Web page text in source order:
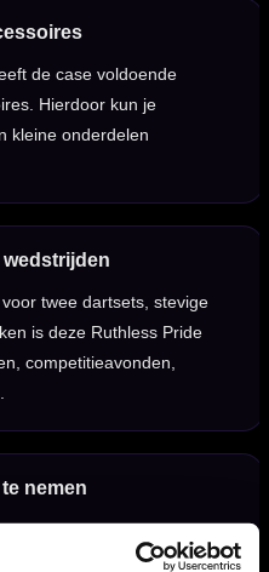
de case voldoende
Hierdoor kun je
kleine onderdelen
twee dartsets, stevige
is deze Ruthless Pride
competitieavonden,
nemen
case praktisch om mee te
rugzak. Zo heb je je darts en